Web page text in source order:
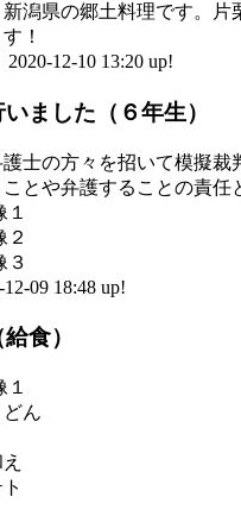
潟県の郷土料理です。
！
2020-12-10 13:20 up!
ました（６年生）
護士の方々を招いて模擬
とや弁護することの責任
12-09 18:48 up!
食）
ん